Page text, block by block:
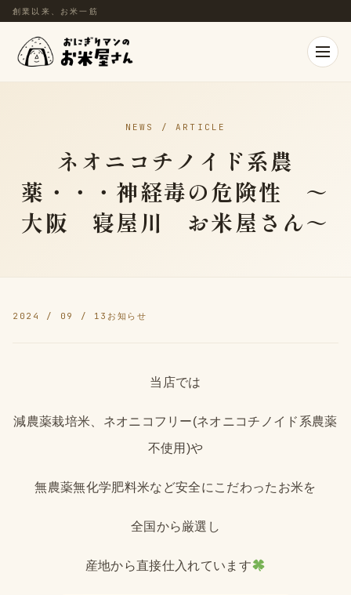
創業以来、お米一筋
NEWS / ARTICLE
ネオニコチノイド系農
薬・・・神経毒の危険性 ～
大阪 寝屋川 お米屋さん～
2024 / 09 / 13 お知らせ
当店では
減農薬栽培米、ネオニコフリー(ネオニコチノイド系農薬
不使用)や
無農薬無化学肥料米など安全にこだわったお米を
全国から厳選し
産地から直接仕入れています